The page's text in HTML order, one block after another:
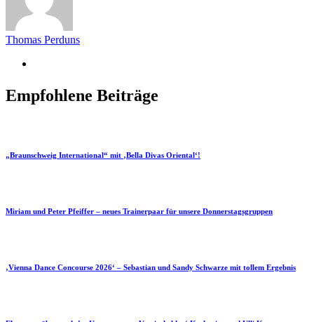
Thomas Perduns
Empfohlene Beiträge
„Braunschweig International“ mit ‚Bella Divas Oriental‘!
Miriam und Peter Pfeiffer – neues Trainerpaar für unsere Donnerstagsgruppen
‚Vienna Dance Concourse 2026‘ – Sebastian und Sandy Schwarze mit tollem Ergebnis